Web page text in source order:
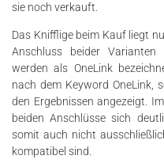
sie noch verkauft.
Das Knifflige beim Kauf liegt
Anschluss beider Varianten
werden als OneLink
nach dem Keyword OneLink,
den Ergebnissen angezeigt.
beiden Anschlüsse sich
somit auch nicht
kompatibel sind.